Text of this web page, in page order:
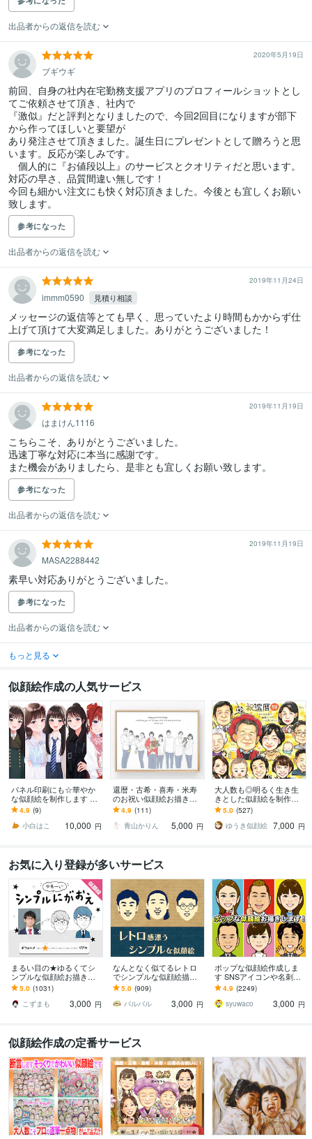
出品者からの返信を読む
2020年5月19日
ブギウギ
前回、自身の社内在宅勤務支援アプリのプロフィールショットとし
てご依頼させて頂き、社内で
『激似』だと評判となりましたので、今回2回目になりますが部下
から作ってほしいと要望が
あり発注させて頂きました。誕生日にプレゼントとして贈ろうと思
います。反応が楽しみです。
個人的に『お値段以上』のサービスとクオリティだと思います。
対応の早さ、品質間違い無しです！
今回も細かい注文にも快く対応頂きました。今後とも宜しくお願い
参考になった
出品者からの返信を読む
2019年11月24日
immm0590 見積り相談
メッセージの返信等とても早く、思っていたより時間もかからず仕
上げて頂けて大変満足しました。ありがとうございました！
参考になった
出品者からの返信を読む
2019年11月19日
はまけん1116
こちらこそ、ありがとうございました。
迅速丁寧な対応に本当に感謝です。
また機会がありましたら、是非とも宜しくお願い致します。
参考になった
出品者からの返信を読む
2019年11月19日
MASA2288442
素早い対応ありがとうございました。
参考になった
出品者からの返信を読む
もっと見る
似顔絵作成の人気サービス
パネル印刷にも☆華やか
な似顔絵を制作します 多
様なサイズに対応可◎大
切な日の一枚に。
4.9 (9)
小白はこ
10,000 円
還暦・古希・喜寿・米寿
のお祝い似顔絵お描きし
ます 別々のお写真からOK
♪大切な人へ特別な記念品
を贈りませんか？
4.9 (111)
青山かりん
5,000 円
大人数も◎明るく生き生
きとした似顔絵を制作し
ます ✦送料込み✦長寿祝
い、記念日、プレゼン
ト、ご自宅用に♪
5.0 (527)
ゆうき似顔絵 7,000 円
お気に入り登録が多いサービス
まるい目の★ゆるくてシ
ンプルな似顔絵お描きし
ます ゆる～い感じにした
い、似すぎない方が‥と
いう方にオススメ！
5.0 (1031)
こずまも
3,000 円
なんとなく似てるレトロ
でシンプルな似顔絵描き
ます 懐かしくて新しい。
ほんのり昭和テイストの
やさしい似顔絵
5.0 (909)
バルバル
3,000 円
ポップな似顔絵作成しま
す SNSアイコンや名刺、
プレゼント用にポップな
似顔絵作成します
4.9 (2249)
syuwaco
3,000 円
似顔絵作成の定番サービス